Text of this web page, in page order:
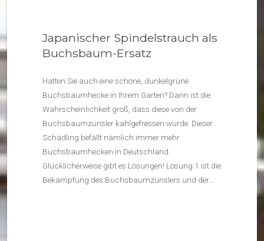
Japanischer Spindelstrauch als
Buchsbaum-Ersatz
Hatten Sie auch eine schöne, dunkelgrüne
Buchsbaumhecke in Ihrem Garten? Dann ist die
Wahrscheinlichkeit groß, dass diese von der
Buchsbaumzünsler kahlgefressen wurde. Dieser
Schädling befällt nämlich immer mehr
Buchsbaumhecken in Deutschland.
Glücklicherweise gibt es Lösungen! Lösung 1 ist die
Bekämpfung des Buchsbaumzünslers und der…